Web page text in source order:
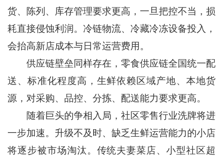
货、陈列、库存管理要求更高，一旦把控不当，损
耗直接侵蚀利润。冷链物流、冷藏冷冻设备投入，
会抬高新店成本与日常运营费用。
供应链壁垒同样存在，零食供应链全国统一配
送、标准化程度高，生鲜依赖区域产地、本地货
源，对采购、品控、分拣、配送能力要求更高。
随着巨头的争相入局，社区零售行业洗牌将进
一步加速。升级不及时、缺乏生鲜运营能力的小店
将逐步被市场淘汰。传统夫妻菜店、小型社区超